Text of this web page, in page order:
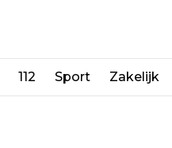
112 Sport Zakelijk